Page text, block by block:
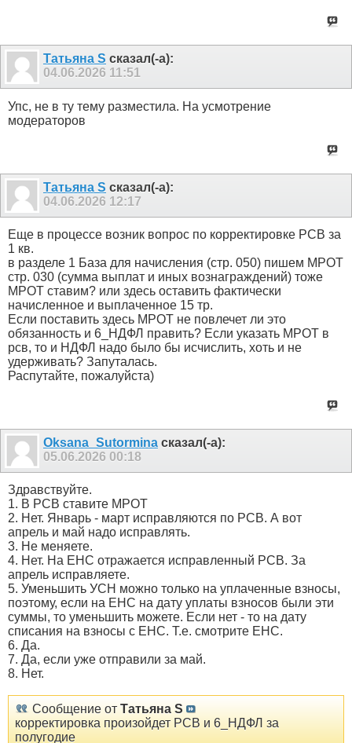
Татьяна S сказал(-а):
04.06.2026 11:51
Упс, не в ту тему разместила. На усмотрение
модераторов
Татьяна S сказал(-а):
04.06.2026 12:17
Еще в процессе возник вопрос по корректировке РСВ за
1 кв.
в разделе 1 База для начисления (стр. 050) пишем МРОТ
стр. 030 (сумма выплат и иных вознаграждений) тоже
МРОТ ставим? или здесь оставить фактически
начисленное и выплаченное 15 тр.
Если поставить здесь МРОТ не повлечет ли это
обязанность и 6_НДФЛ править? Если указать МРОТ в
рсв, то и НДФЛ надо было бы исчислить, хоть и не
удерживать? Запуталась.
Распутайте, пожалуйста)
Oksana_Sutormina сказал(-а):
05.06.2026 00:18
Здравствуйте.
1. В РСВ ставите МРОТ
2. Нет. Январь - март исправляются по РСВ. А вот
апрель и май надо исправлять.
3. Не меняете.
4. Нет. На ЕНС отражается исправленный РСВ. За
апрель исправляете.
5. Уменьшить УСН можно только на уплаченные взносы,
поэтому, если на ЕНС на дату уплаты взносов были эти
суммы, то уменьшить можете. Если нет - то на дату
списания на взносы с ЕНС. Т.е. смотрите ЕНС.
6. Да.
7. Да, если уже отправили за май.
8. Нет.
Сообщение от Татьяна S
корректировка произойдет РСВ и 6_НДФЛ за
полугодие